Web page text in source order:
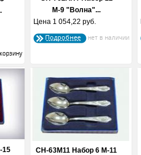
М-9 "Волна"...
Цена 1 054,22 руб.
Подробнее
15
СН-63М11 Набор 6 М-11